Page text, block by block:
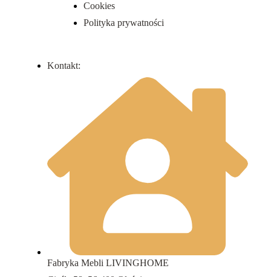
Cookies
Polityka prywatności
Kontakt:
Fabryka Mebli LIVINGHOME